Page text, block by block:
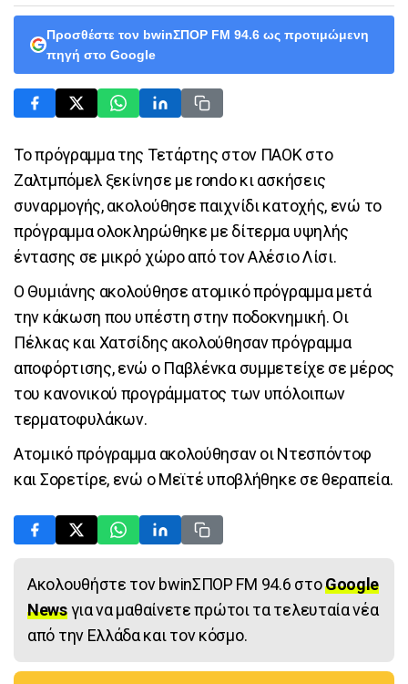
Προσθέστε τον bwinΣΠΟΡ FM 94.6 ως προτιμώμενη
πηγή στο Google
Το πρόγραμμα της Τετάρτης στον ΠΑΟΚ στο
Ζαλτμπόμελ ξεκίνησε με rondo κι ασκήσεις
συναρμογής, ακολούθησε παιχνίδι κατοχής, ενώ το
πρόγραμμα ολοκληρώθηκε με δίτερμα υψηλής
έντασης σε μικρό χώρο από τον Αλέσιο Λίσι.
Ο Θυμιάνης ακολούθησε ατομικό πρόγραμμα μετά
την κάκωση που υπέστη στην ποδοκνημική. Οι
Πέλκας και Χατσίδης ακολούθησαν πρόγραμμα
αποφόρτισης, ενώ ο Παβλένκα συμμετείχε σε μέρος
του κανονικού προγράμματος των υπόλοιπων
τερματοφυλάκων.
Ατομικό πρόγραμμα ακολούθησαν οι Ντεσπόντοφ
και Σορετίρε, ενώ ο Μεϊτέ υποβλήθηκε σε θεραπεία.
Ακολουθήστε τον bwinΣΠΟΡ FM 94.6 στοGoogle
Newsγια να μαθαίνετε πρώτοι τα τελευταία νέα
από την Ελλάδα και τον κόσμο.